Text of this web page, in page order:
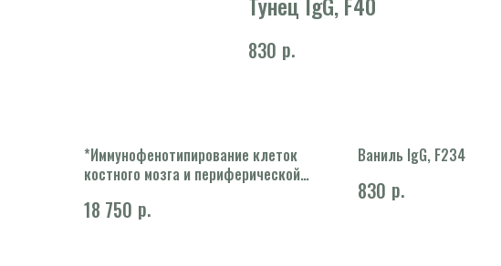
830 р.
*Иммунофенотипирование клеток
костного мозга и периферической
заболеваниях методом проточной
18 750 р.
Ваниль IgG, F234
830 р.